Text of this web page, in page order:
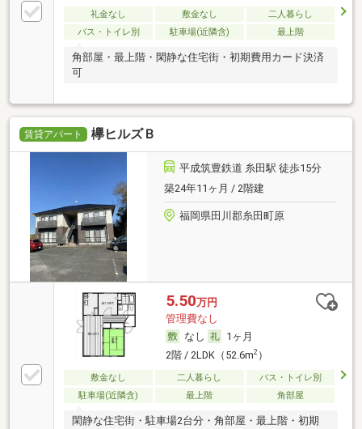
礼金なし 敷金なし
二人暮らし
バス・トイレ別
駐車場(近隣含) 最上階
角部屋・最上階・閑静な住宅街・初期費用カード決済
可
賃貸アパート 欅ヒルズＢ
平成筑豊鉄道 糸田駅 徒歩15分
築24年11ヶ月 / 2階建
福岡県田川郡糸田町原
5.50万円
管理費なし
なし
1ヶ月
2階 / 2LDK（52.6m2）
敷金なし 二人暮らし
バス・トイレ別
駐車場(近隣含)
最上階 角部屋
閑静な住宅街・駐車場2台分・角部屋・最上階・初期